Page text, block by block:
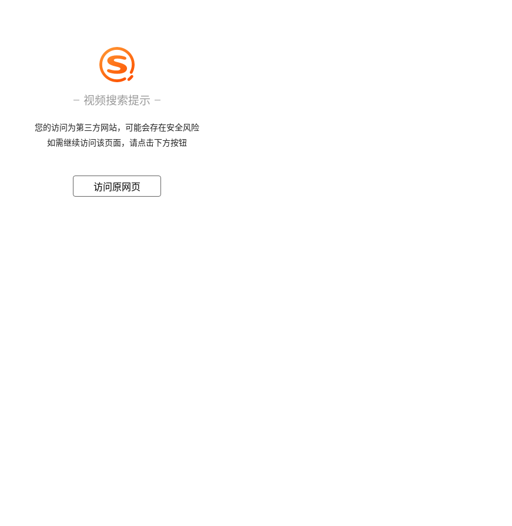
视频搜索提示
您的访问为第三方网站，可能会存在安全风险
如需继续访问该页面，请点击下方按钮
访问原网页